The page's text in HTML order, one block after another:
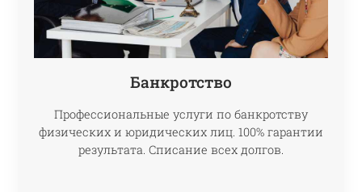
Банкротство
Профессиональные услуги по банкротству
физических и юридических лиц. 100% гарантии
результата. Списание всех долгов.